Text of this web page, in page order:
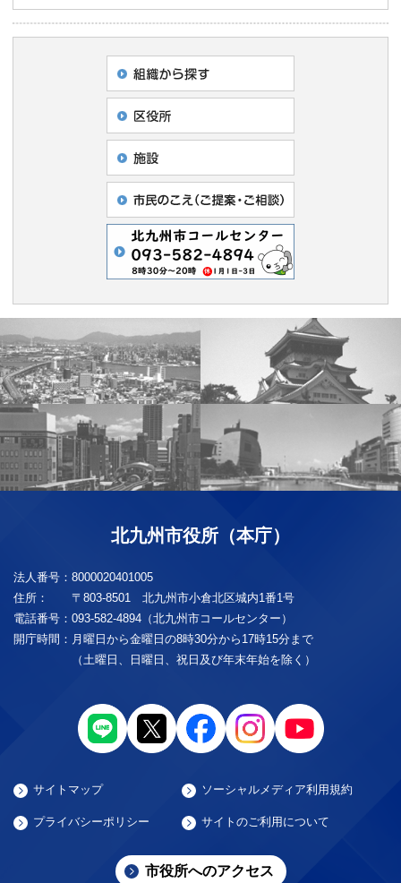
北九州市役所（本庁）
法人番号： 8000020401005
住所：
〒803-8501 北九州市小倉北区城内1番1号
電話番号： 093-582-4894（北九州市コールセンター）
開庁時間： 月曜日から金曜日の8時30分から17時15分まで
（土曜日、日曜日、祝日及び年末年始を除く）
サイトマップ ソーシャルメディア利用規約
プライバシーポリシー サイトのご利用について
市役所へのアクセス